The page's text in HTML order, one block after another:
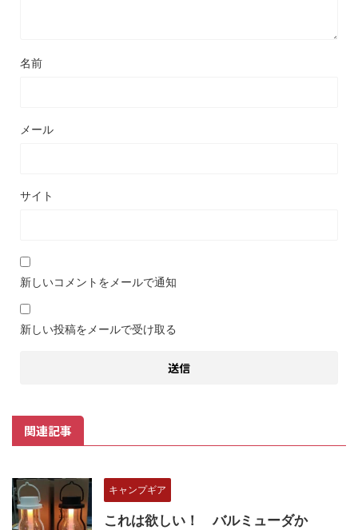
名前
メール
サイト
新しいコメントをメールで通知
新しい投稿をメールで受け取る
関連記事
キャンプギア
これは欲しい！ バルミューダか